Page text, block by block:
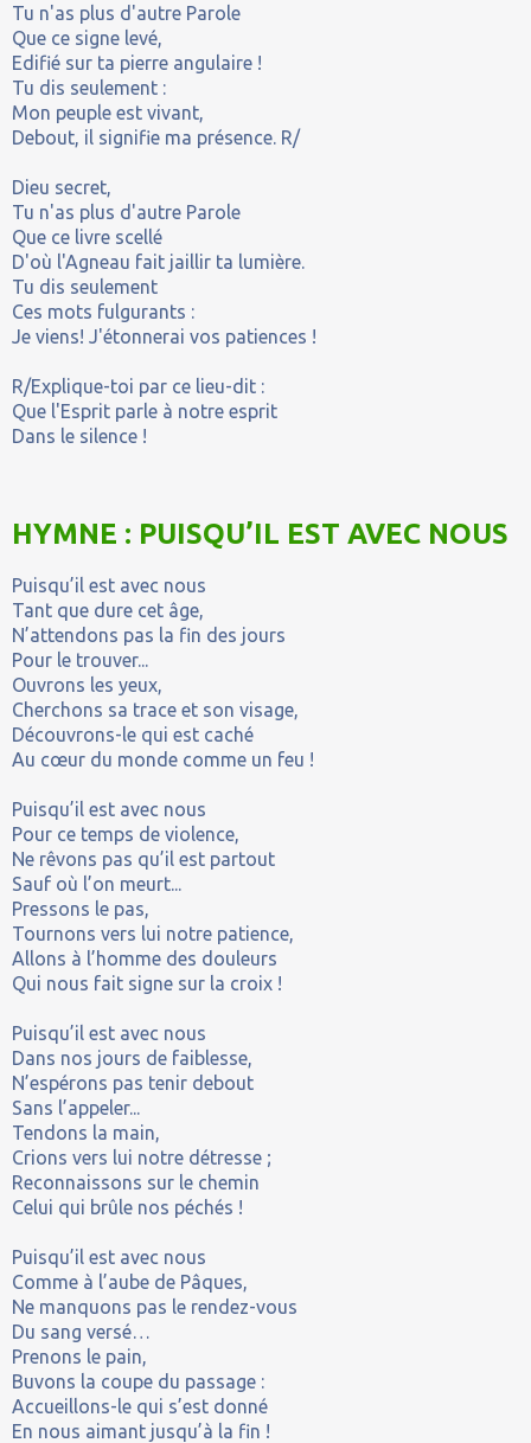
Tu n'as plus d'autre Parole
Que ce signe levé,
Edifié sur ta pierre angulaire !
Tu dis seulement :
Mon peuple est vivant,
Debout, il signifie ma présence. R/
Dieu secret,
Tu n'as plus d'autre Parole
Que ce livre scellé
D'où l'Agneau fait jaillir ta lumière.
Tu dis seulement
Ces mots fulgurants :
Je viens! J'étonnerai vos patiences !
R/Explique-toi par ce lieu-dit :
Que l'Esprit parle à notre esprit
Dans le silence !
HYMNE : PUISQU’IL EST AVEC NOUS
Puisqu’il est avec nous
Tant que dure cet âge,
N’attendons pas la fin des jours
Pour le trouver...
Ouvrons les yeux,
Cherchons sa trace et son visage,
Découvrons-le qui est caché
Au cœur du monde comme un feu !
Puisqu’il est avec nous
Pour ce temps de violence,
Ne rêvons pas qu’il est partout
Sauf où l’on meurt...
Pressons le pas,
Tournons vers lui notre patience,
Allons à l’homme des douleurs
Qui nous fait signe sur la croix !
Puisqu’il est avec nous
Dans nos jours de faiblesse,
N’espérons pas tenir debout
Sans l’appeler...
Tendons la main,
Crions vers lui notre détresse ;
Reconnaissons sur le chemin
Celui qui brûle nos péchés !
Puisqu’il est avec nous
Comme à l’aube de Pâques,
Ne manquons pas le rendez-vous
Du sang versé…
Prenons le pain,
Buvons la coupe du passage :
Accueillons-le qui s’est donné
En nous aimant jusqu’à la fin !